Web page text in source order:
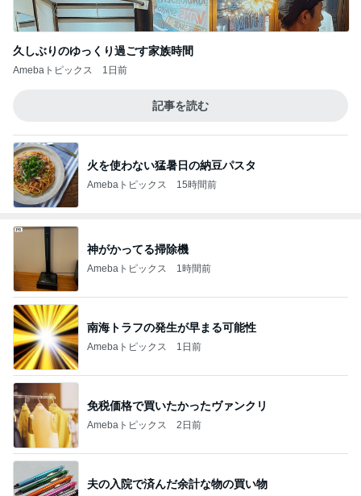
久しぶりのゆっくり過ごす家族時間
Amebaトピックス 1日前
記事を読む
火を使わない猛暑日の納豆パスタ
Amebaトピックス 15時間前
神がかってる掃除機
Amebaトピックス 1時間前
南海トラフの発生が早まる可能性
Amebaトピックス 1日前
免税価格で買いたかったヴァンクリ
Amebaトピックス 2日前
夫の入院で済んだ余計な物の買い物